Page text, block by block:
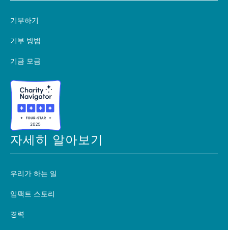
기부하기
기부 방법
기금 모금
자세히 알아보기
우리가 하는 일
임팩트 스토리
경력